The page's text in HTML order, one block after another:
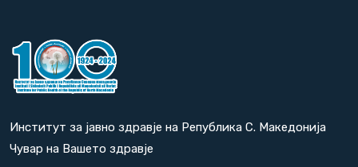
Институт за јавно здравје на Република С. Македонија
Чувар на Вашето здравје